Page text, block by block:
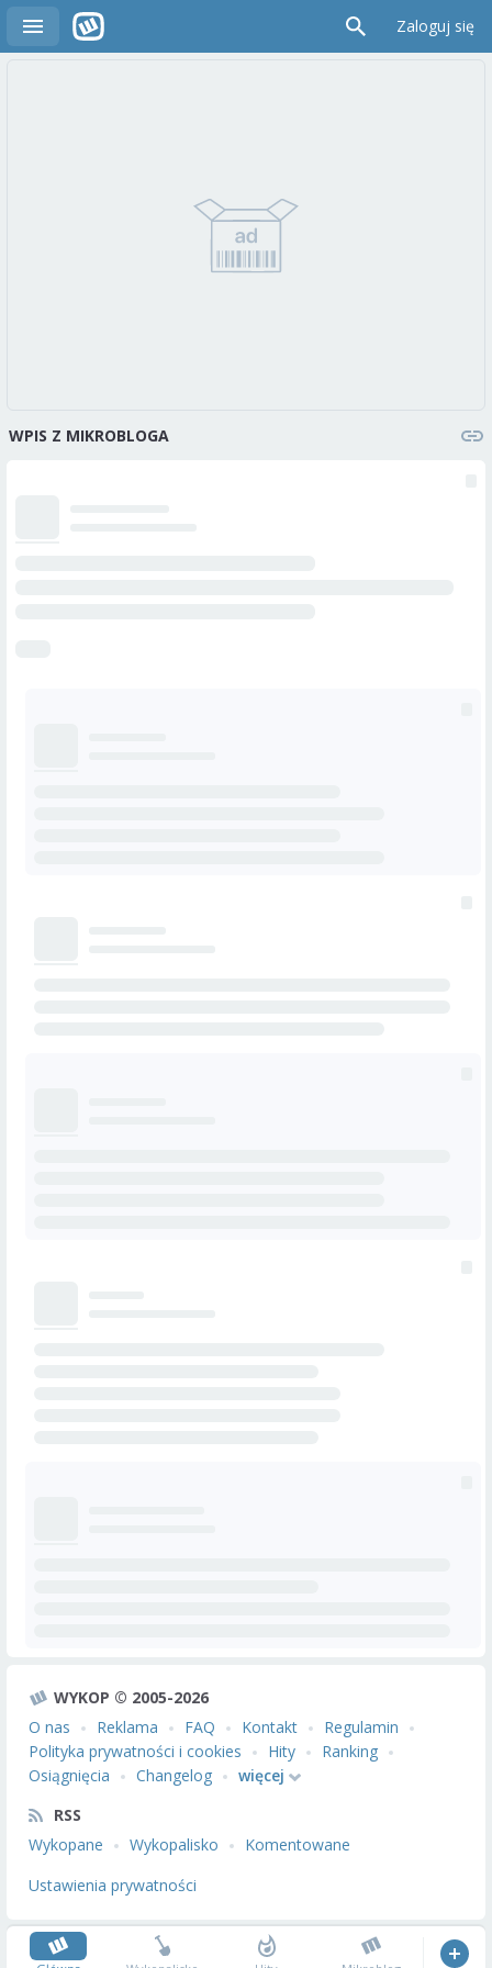
Zaloguj się
WPIS Z MIKROBLOGA
WYKOP © 2005-2026
O nas
Reklama FAQ Kontakt
Regulamin
Polityka prywatności i cookies
Hity
Ranking
Osiągnięcia
Changelog
więcej
RSS
Wykopane
Wykopalisko
Komentowane
Ustawienia prywatności